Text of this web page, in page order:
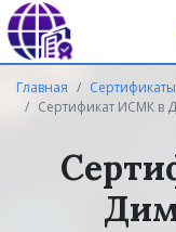
Главная
Сертификат ИСМК в